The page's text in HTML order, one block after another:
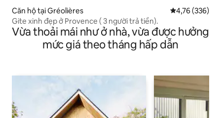
Căn hộ tại Gréolières Xếp hạng
4,76 (336)
Gite xinh đẹp ở Provence ( 3 người trả tiền).
Vừa thoải mái như ở nhà, vừa được hưởng
mức giá theo tháng hấp dẫn